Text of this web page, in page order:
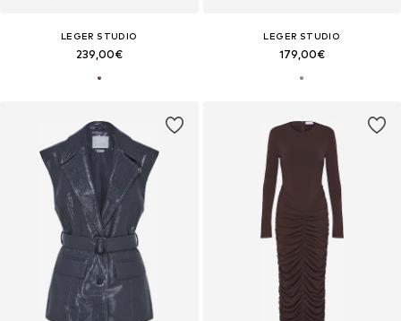
LEGER STUDIO
239,00€
LEGER STUDIO
179,00€